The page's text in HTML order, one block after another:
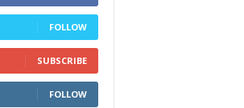
FOLLOW
SUBSCRIBE
FOLLOW